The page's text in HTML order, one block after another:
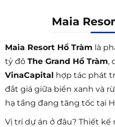
Maia
Maia Resort Hồ Tràm là
tỷ đô The Grand Hồ Tràm,
VinaCapital hợp tác phát
đắt giá giữa biển xanh và
hạ tầng đang tăng tốc tại
Vị trí dự án ở đâu? Thiết kế